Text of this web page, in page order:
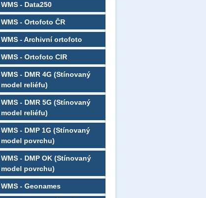
WMS - Data250
WMS - Ortofoto ČR
WMS - Archivní ortofoto
WMS - Ortofoto CIR
WMS - DMR 4G (Stínovaný
model reliéfu)
WMS - DMR 5G (Stínovaný
model reliéfu)
WMS - DMP 1G (Stínovaný
model povrchu)
WMS - DMP OK (Stínovaný
model povrchu)
WMS - Geonames